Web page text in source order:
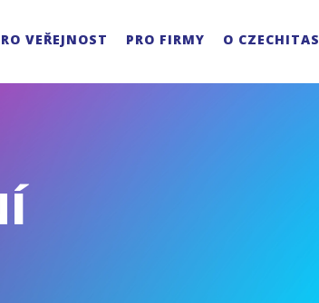
VEŘEJNOST PRO FIRMY O CZECHITAS